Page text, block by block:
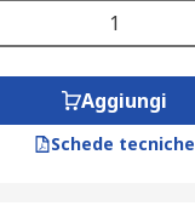
Aggiungi
Schede tecniche